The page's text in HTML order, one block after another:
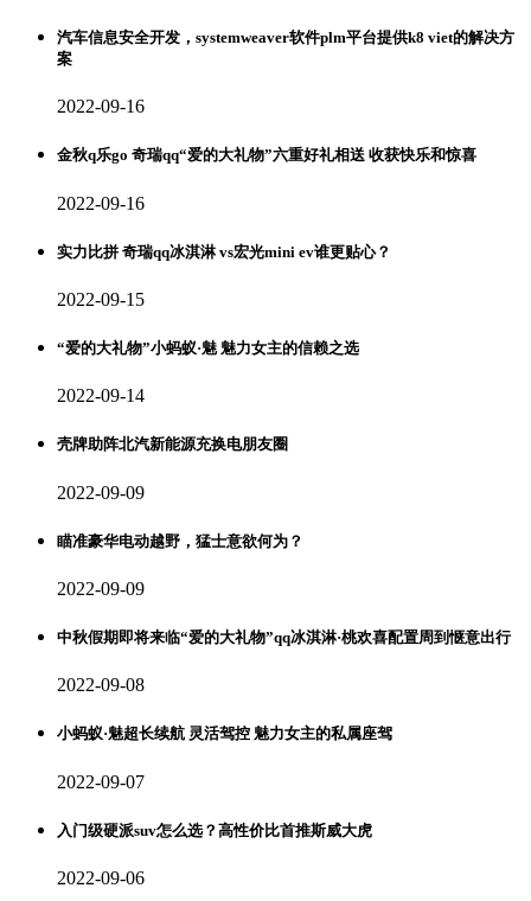
汽车信息安全开发，systemweaver软件plm平台提供k8 viet的解决方
案
2022-09-16
金秋q乐go 奇瑞qq“爱的大礼物”六重好礼相送 收获快乐和惊喜
2022-09-16
实力比拼 奇瑞qq冰淇淋 vs宏光mini ev谁更贴心？
2022-09-15
“爱的大礼物”小蚂蚁·魅 魅力女主的信赖之选
2022-09-14
壳牌助阵北汽新能源充换电朋友圈
2022-09-09
瞄准豪华电动越野，猛士意欲何为？
2022-09-09
中秋假期即将来临“爱的大礼物”qq冰淇淋·桃欢喜配置周到惬意出行
2022-09-08
小蚂蚁·魅超长续航 灵活驾控 魅力女主的私属座驾
2022-09-07
入门级硬派suv怎么选？高性价比首推斯威大虎
2022-09-06